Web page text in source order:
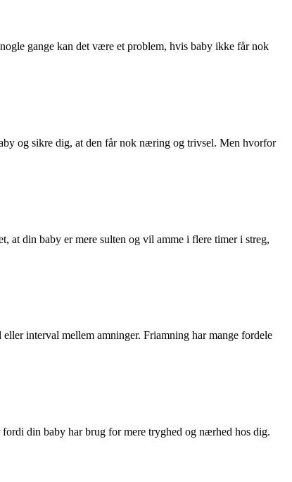
gange kan det være et problem, hvis baby ikke får nok
og sikre dig, at den får nok næring og trivsel. Men hvorfor
at din baby er mere sulten og vil amme i flere timer i streg,
interval mellem amninger. Friamning har mange fordele
din baby har brug for mere tryghed og nærhed hos dig.